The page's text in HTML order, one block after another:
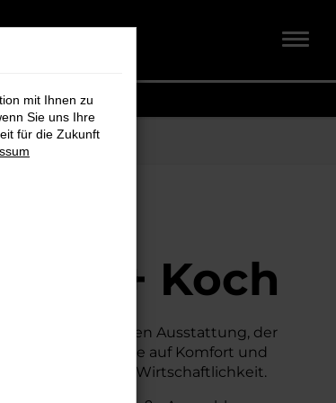
+ Koch
seiner erstklassigen Ausstattung, der
Neuwagen, ohne auf Komfort und
Sicherheit und Wirtschaftlichkeit.
mit Ihnen zu
Sie uns Ihre
für die Zukunft